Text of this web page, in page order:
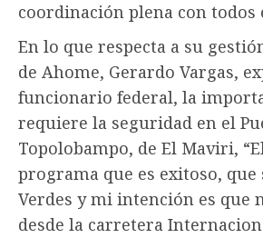
coordinación plena con todos
En lo que respecta a su
de Ahome, Gerardo Vargas,
funcionario federal, la
requiere la seguridad en el
Topolobampo, de El Maviri,
programa que es exitoso, que
Verdes y mi intención es que
desde la carretera